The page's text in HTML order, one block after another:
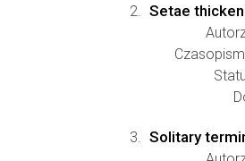
Setae
Solitary